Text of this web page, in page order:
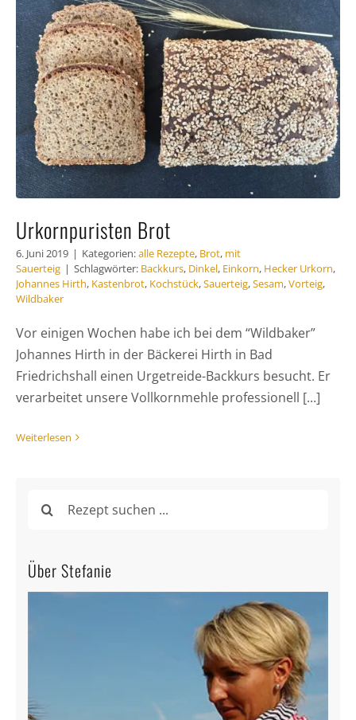
Urkornpuristen Brot
6. Juni 2019 | Kategorien:alle Rezepte, Brot, mit
Sauerteig | Schlagwörter: Backkurs, Dinkel, Einkorn, Hecker Urkorn,
Johannes Hirth, Kastenbrot, Kochstück,Sauerteig,Sesam,Vorteig,
Wildbaker
Vor einigen Wochen habe ich bei dem “Wildbaker”
Johannes Hirth in der Bäckerei Hirth in Bad
Friedrichshall einen Urgetreide-Backkurs besucht. Er
verarbeitet unsere Vollkornmehle professionell [...]
Weiterlesen
nach:
Über Stefanie